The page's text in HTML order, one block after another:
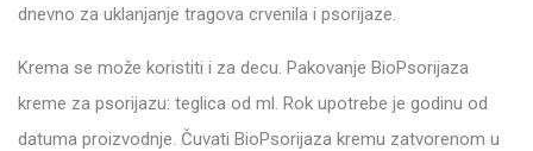
dnevno za uklanjanje tragova crvenila i psorijaze.
Krema se može koristiti i za decu. Pakovanje BioPsorijaza
kreme za psorijazu: teglica od ml. Rok upotrebe je godinu od
datuma proizvodnje. Čuvati BioPsorijaza kremu zatvorenom u